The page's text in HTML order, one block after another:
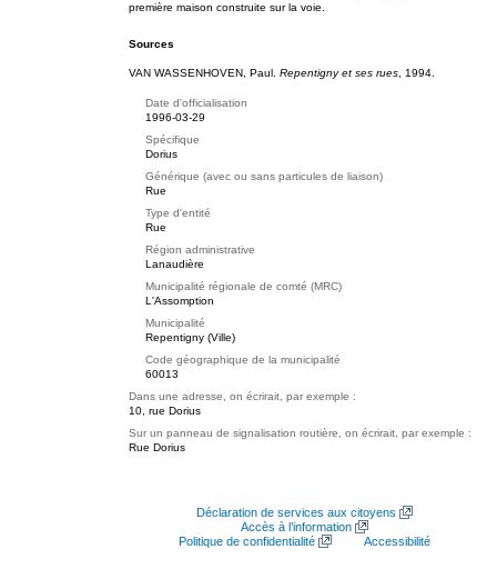
première maison construite sur la voie.
Sources
VAN WASSENHOVEN, Paul. Repentigny et ses rues , 1994.
Date d'officialisation
1996-03-29
Spécifique
Dorius
Générique (avec ou sans particules de liaison)
Rue
Type d'entité
Rue
Région administrative
Lanaudière
Municipalité régionale de comté (MRC)
L'Assomption
Municipalité
Repentigny (Ville)
Code géographique de la municipalité
60013
Dans une adresse, on écrirait, par exemple :
10, rue Dorius
Sur un panneau de signalisation routière, on écrirait, par exemple :
Rue Dorius
Déclaration de services aux citoyens
Accès à l’information
Politique de confidentialité
Accessibilité